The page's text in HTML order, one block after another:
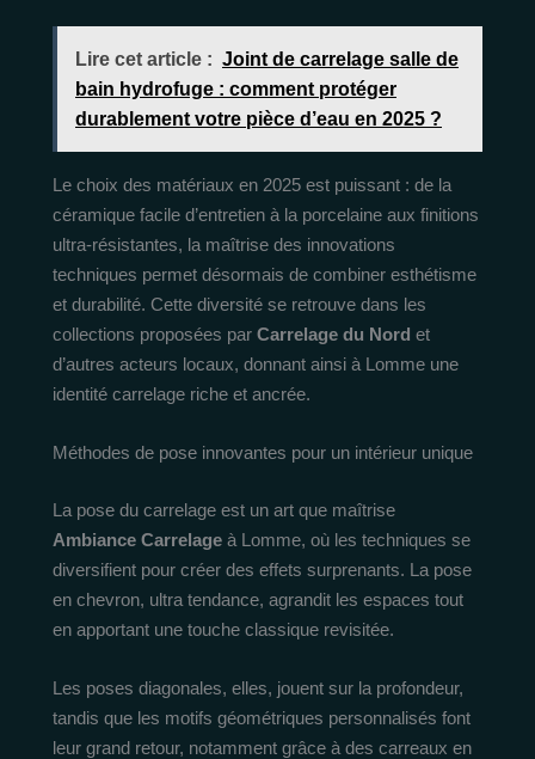
Lire cet article : Joint de carrelage salle de
bain hydrofuge : comment protéger
durablement votre pièce d’eau en 2025 ?
Le choix des matériaux en 2025 est puissant : de la
céramique facile d’entretien à la porcelaine aux finitions
ultra-résistantes, la maîtrise des innovations
techniques permet désormais de combiner esthétisme
et durabilité. Cette diversité se retrouve dans les
collections proposées par Carrelage du Nord et
d’autres acteurs locaux, donnant ainsi à Lomme une
identité carrelage riche et ancrée.
Méthodes de pose innovantes pour un intérieur unique
La pose du carrelage est un art que maîtrise
Ambiance Carrelage à Lomme, où les techniques se
diversifient pour créer des effets surprenants. La pose
en chevron, ultra tendance, agrandit les espaces tout
en apportant une touche classique revisitée.
Les poses diagonales, elles, jouent sur la profondeur,
tandis que les motifs géométriques personnalisés font
leur grand retour, notamment grâce à des carreaux en